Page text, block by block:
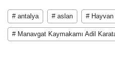
# antalya # aslan # Hayvan
# Manavgat Kaymakamı Adil